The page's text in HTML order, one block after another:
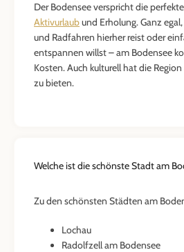
Der Bodensee verspricht die
Aktivurlaubund Erholung. Ganz
und Radfahren hierher reist oder
entspannen willst – am Bodensee
Kosten. Auch kulturell hat die
zu bieten.
Welche ist die schönste Stadt am
Zu den schönsten Städten am
Lochau
Radolfzell am Bodensee